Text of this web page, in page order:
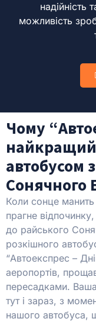
надійність
можливість
Чому
автобусом
Сонячного
Коли сонце
прагне
до райського
розкішного
“Автоекспрес –
аеропортів,
пересадками. Ваша
тут і зараз, з
нашого автобуса,